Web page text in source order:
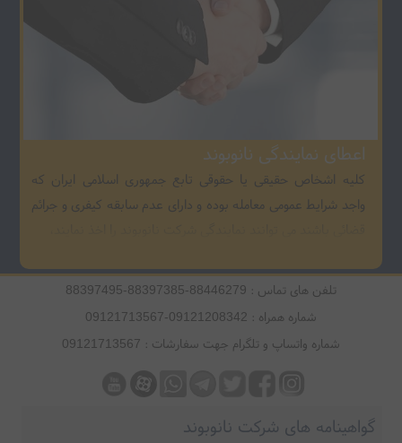
اعطای نمایندگی نانوبوند
کلیه اشخاص حقیقی یا حقوقی تابع جمهوری اسلامی ایران که
واجد شرایط عمومی معامله بوده و دارای عدم سابقه کیفری و جرائم
تلفن های تماس : 88446279-88397385-88397495
شماره همراه : 09121208342-09121713567
شماره واتساپ و تلگرام جهت سفارشات : 09121713567
گواهینامه های شرکت نانوبوند